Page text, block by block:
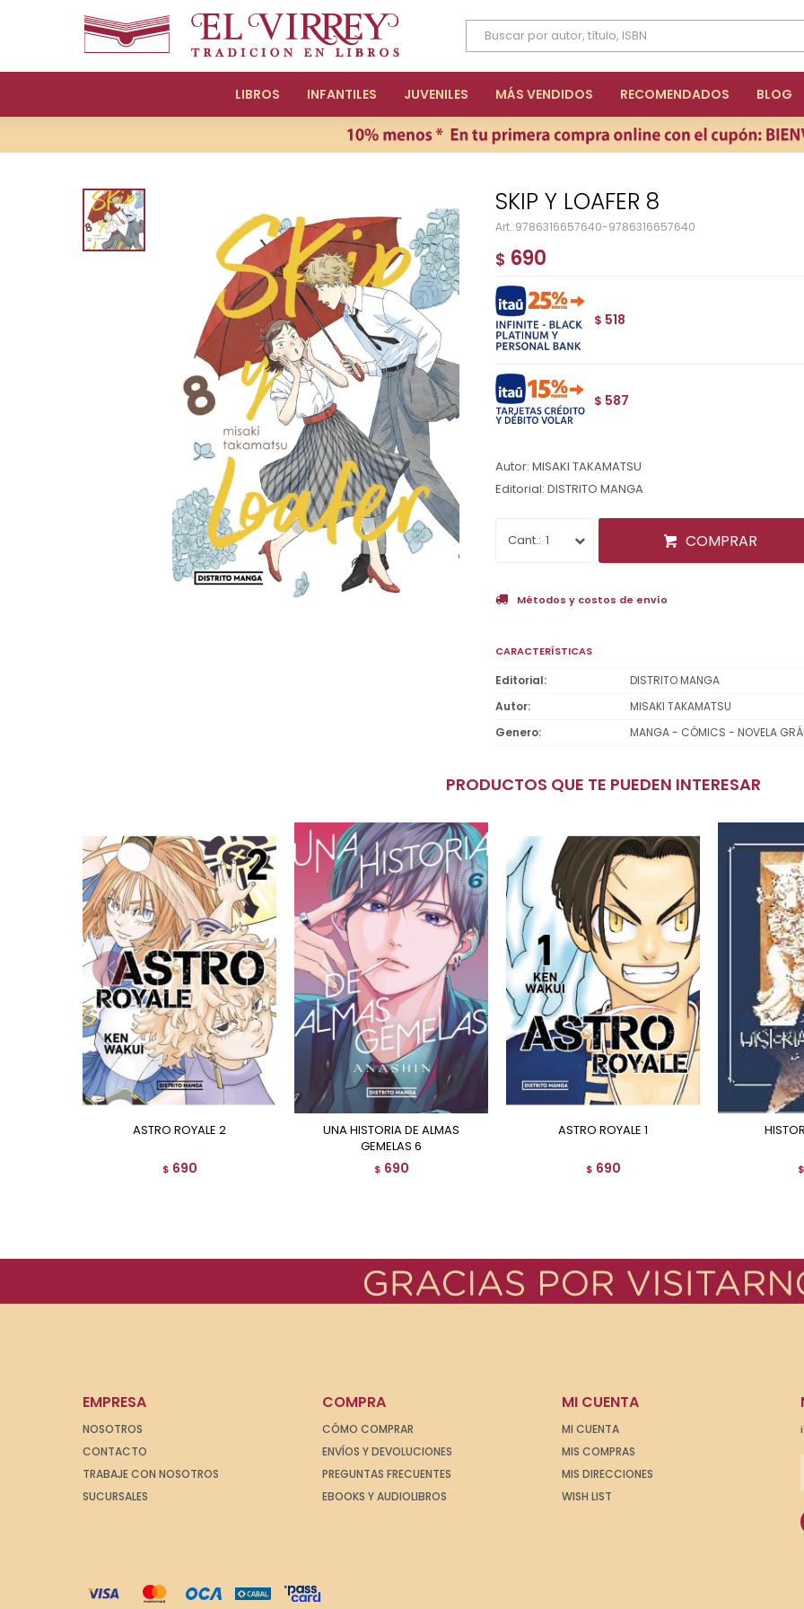
LIBROS INFANTILES JUVENILES MÁS VENDIDOS RECOMENDADOS BLOG
SKIP Y LOAFER 8
9786316657640-9786316657640
$ 690
$ 518
$ 587
Autor: MISAKI TAKAMATSU
Editorial: DISTRITO MANGA
1 COMPRAR
Métodos y costos de envío
CARACTERÍSTICAS
Editorial
DISTRITO MANGA
Autor
MISAKI TAKAMATSU
Genero
MANGA - CÓMICS - NOVELA
PRODUCTOS QUE TE PUEDEN INTERESAR
ASTRO ROYALE 2
$ 690
UNA HISTORIA DE ALMAS
GEMELAS 6
$ 690
ASTRO ROYALE 1
$ 690 $
EMPRESA
NOSOTROS
CONTACTO
TRABAJE CON NOSOTROS
SUCURSALES
COMPRA
CÓMO COMPRAR
ENVÍOS Y DEVOLUCIONES
PREGUNTAS FRECUENTES
EBOOKS Y AUDIOLIBROS
MI CUENTA
MI CUENTA
MIS COMPRAS
MIS DIRECCIONES
WISH LIST